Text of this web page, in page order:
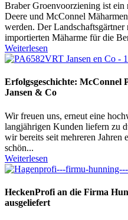
Braber Groenvoorziening ist ein
Deere und McConnel
werden. Der
importierten Mäharme für die
Weiterlesen
Erfolgsgeschichte: McConnel
Jansen & Co
Wir freuen uns, erneut eine
langjährigen Kunden liefern zu
wir bereits seit mehreren Jahren
schön...
Weiterlesen
HeckenProfi an die Firma
ausgeliefert